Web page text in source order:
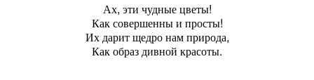
Ах, эти чудные цветы!
Как совершенны и просты!
Их дарит щедро нам природа,
Как образ дивной красоты.